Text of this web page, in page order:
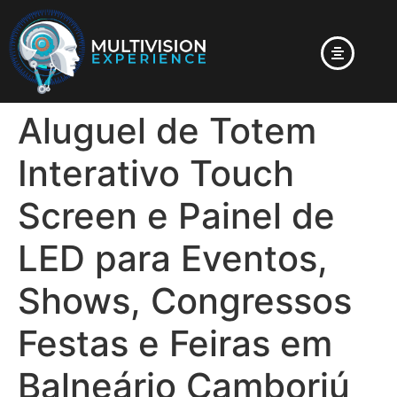
Aluguel de Totem
Interativo Touch
Screen e Painel de
LED para Eventos,
Shows, Congressos
Festas e Feiras em
Balneário Camboriú